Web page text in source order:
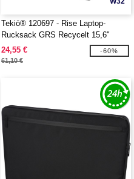
Tekiō® 120697 - Rise Laptop-
Rucksack GRS Recycelt 15,6"
24,55 €
61,10 €
-60%